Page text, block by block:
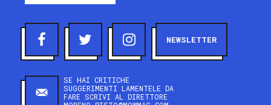
NEWSLETTER
SE HAI CRITICHE
SUGGERIMENTI LAMENTELE DA
FARE SCRIVI AL DIRETTORE